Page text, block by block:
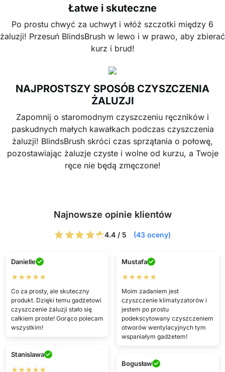
Łatwe i skuteczne
Po prostu chwyć za uchwyt i włóż szczotki między 6
żaluzji! Przesuń BlindsBrush w lewo i w prawo, aby zbierać
kurz i brud!
NAJPROSTSZY SPOSÓB CZYSZCZENIA
ŻALUZJI
Zapomnij o staromodnym czyszczeniu ręczników i
paskudnych małych kawałkach podczas czyszczenia
żaluzji! BlindsBrush skróci czas sprzątania o połowę,
pozostawiając żaluzje czyste i wolne od kurzu, a Twoje
ręce nie będą zmęczone!
Najnowsze opinie klientów
4.4 / 5 (43 oceny)
Danielle
★★★★★
Co za prosty, ale skuteczny
produkt. Dzięki temu gadżetowi
czyszczenie żaluzji stało się
całkiem proste! Gorąco polecam
wszystkim!
Mustafa
★★★★★
Moim zadaniem jest
czyszczenie klimatyzatorów i
jestem po prostu
podekscytowany czyszczeniem
otworów wentylacyjnych tym
wspaniałym gadżetem!
Stanislawa
★★★★★
Bogusław